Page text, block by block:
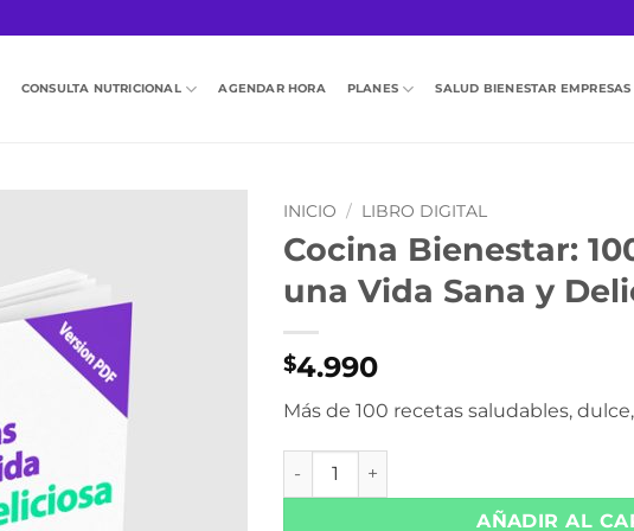
CONSULTA NUTRICIONAL AGENDAR HORA PLANES SALUD BIENESTAR EMPRESAS
INICIO / LIBRO DIGITAL
Cocina Bienestar:
una Vida Sana y
$4.990
Más de 100 recetas saludables,
Cocina Bienestar: 100 Recetas para
AÑADIR AL